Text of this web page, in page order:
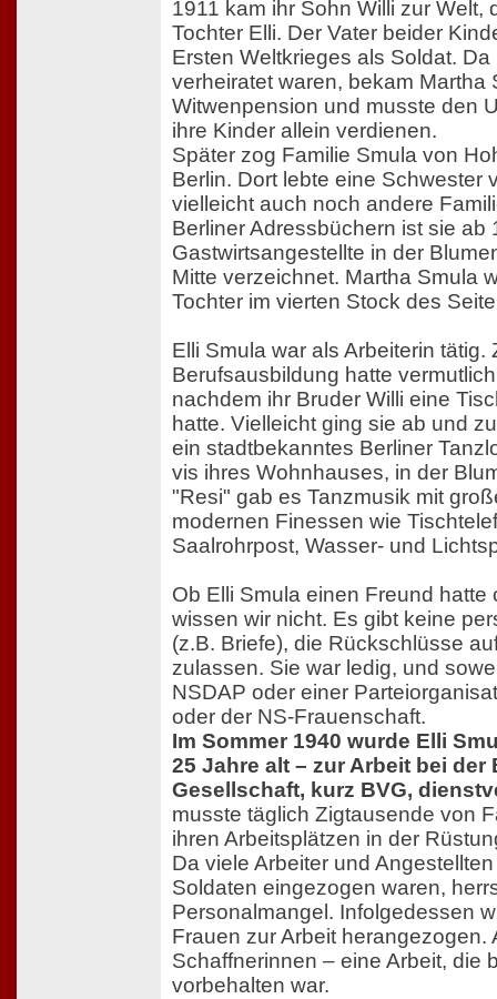
1911 kam ihr Sohn Willi zur Welt,
Tochter Elli. Der Vater beider
Ersten Weltkrieges als Soldat.
verheiratet waren, bekam Martha
Witwenpension und musste den
ihre Kinder allein verdienen.
Später zog Familie Smula von
Berlin. Dort lebte eine Schwester
vielleicht auch noch andere
Berliner Adressbüchern ist sie ab
Gastwirtsangestellte in der
Mitte verzeichnet. Martha Smula
Tochter im vierten Stock des
Elli Smula war als Arbeiterin tätig.
Berufsausbildung hatte
nachdem ihr Bruder Willi eine
hatte. Vielleicht ging sie ab und
ein stadtbekanntes Berliner
vis ihres Wohnhauses, in der
"Resi" gab es Tanzmusik mit
modernen Finessen wie
Saalrohrpost, Wasser- und
Ob Elli Smula einen Freund hatte
wissen wir nicht. Es gibt keine
(z.B. Briefe), die Rückschlüsse
zulassen. Sie war ledig, und
NSDAP oder einer
oder der NS-Frauenschaft.
Im Sommer 1940 wurde Elli
25 Jahre alt – zur Arbeit bei der
Gesellschaft, kurz BVG,
musste täglich Zigtausende von
ihren Arbeitsplätzen in der
Da viele Arbeiter und
Soldaten eingezogen waren,
Personalmangel. Infolgedessen
Frauen zur Arbeit herangezogen.
Schaffnerinnen – eine Arbeit, die
vorbehalten war.